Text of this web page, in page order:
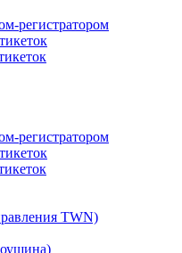
регистратором
регистратором
TWN)